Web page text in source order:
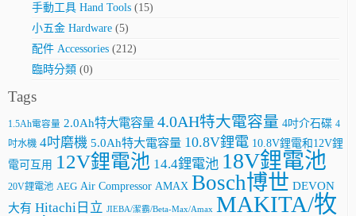
手動工具 Hand Tools (15)
小五金 Hardware (5)
配件 Accessories (212)
臨時分類 (0)
Tags
1.5Ah電容量 2.0Ah特大電容量 4.0AH特大電容量 4吋介石碟 4
吋水機 4吋磨機 5.0Ah特大電容量 10.8V鋰電 10.8V鋰電和12V鋰
電可互用 12V鋰電池 14.4鋰電池 18V鋰電池
20V鋰電池 AEG Air Compressor AMAX Bosch博世 DEVON
大有 Hitachi日立 JIEBA/潔霸/Beta-Max/Amax MAKITA/牧